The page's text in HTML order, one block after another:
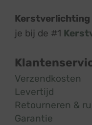
Kerstverlichting
je bij de #1
Verzendkosten
Levertijd
Retourneren &
Garantie